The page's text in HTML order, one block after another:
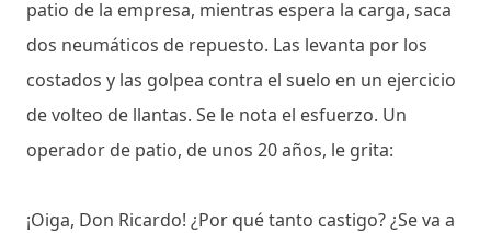
patio de la empresa, mientras espera la carga, saca
dos neumáticos de repuesto. Las levanta por los
costados y las golpea contra el suelo en un ejercicio
de volteo de llantas. Se le nota el esfuerzo. Un
operador de patio, de unos 20 años, le grita:
¡Oiga, Don Ricardo! ¿Por qué tanto castigo? ¿Se va a